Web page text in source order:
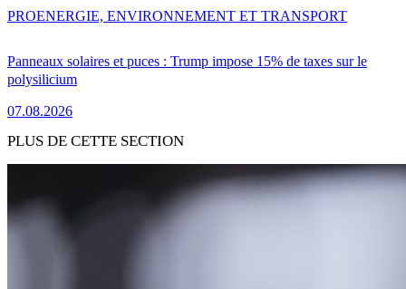
Panneaux solaires et puces : Trump impose 15% de taxes sur le
polysilicium
07.08.2026
PROENERGIE, ENVIRONNEMENT ET TRANSPORT
PLUS DE CETTE SECTION